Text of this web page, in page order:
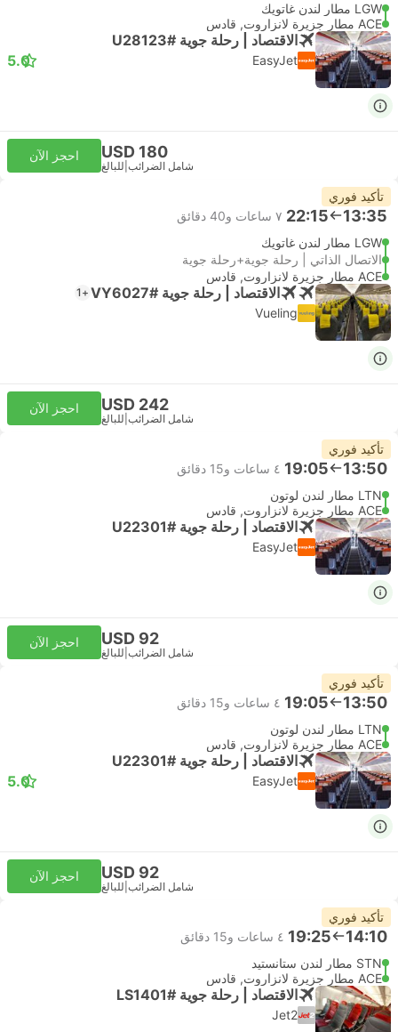
LGW مطار لندن غاتويك
ACE مطار جزيرة لانزاروت, قادس
الاقتصاد | رحلة جوية #U28123
EasyJet
5.0
USD 180
شامل الضرائب للبالغ
احجز الآن
تأكيد فوري
13:35
22:15 ٧ ساعات و‫40 دقائق
LGW مطار لندن غاتويك
الاتصال الذاتي | رحلة جوية+رحلة جوية
ACE مطار جزيرة لانزاروت, قادس
الاقتصاد | رحلة جوية #VY6027 +1
Vueling
USD 242
شامل الضرائب للبالغ
احجز الآن
تأكيد فوري
13:50
19:05 ٤ ساعات و‫15 دقائق
LTN مطار لندن لوتون
ACE مطار جزيرة لانزاروت, قادس
الاقتصاد | رحلة جوية #U22301
EasyJet
USD 92
شامل الضرائب للبالغ
احجز الآن
تأكيد فوري
13:50
19:05 ٤ ساعات و‫15 دقائق
LTN مطار لندن لوتون
ACE مطار جزيرة لانزاروت, قادس
الاقتصاد | رحلة جوية #U22301
EasyJet
5.0
USD 92
شامل الضرائب للبالغ
احجز الآن
تأكيد فوري
14:10
19:25 ٤ ساعات و‫15 دقائق
STN مطار لندن ستانستيد
ACE مطار جزيرة لانزاروت, قادس
الاقتصاد | رحلة جوية #LS1401
Jet2